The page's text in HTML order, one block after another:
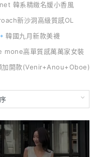
韓系精緻名媛小香風
新沙洞高級質感OL
🔹韓國九月新款美襪
mone高單質感萬萬家女裝
加開款(Venir+Anou+Oboe)